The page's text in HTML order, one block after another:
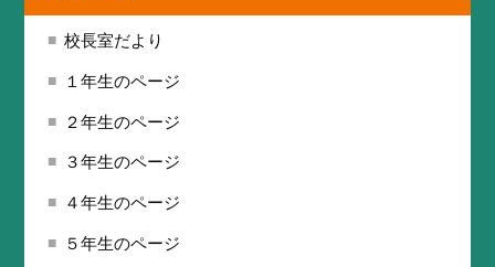
校長室だより
１年生のページ
２年生のページ
３年生のページ
４年生のページ
５年生のページ